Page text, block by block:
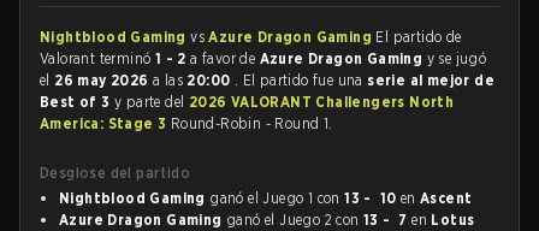
Nightblood GamingvsAzure Dragon Gaming El partido de
Valorant terminó 1 - 2 a favor de Azure Dragon Gaming y se jugó
el 26 may 2026a las 20:00 . El partido fue una serie al mejor de
Best of 3y parte del 2026 VALORANT Challengers North
America: Stage 3 Round-Robin - Round 1.
Desglose del partido
Nightblood Gaming ganó el Juego 1 con13 - 10 enAscent
Azure Dragon Gaming ganó el Juego 2 con13 - 7 en Lotus